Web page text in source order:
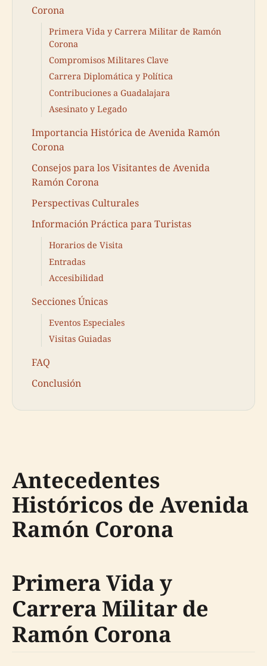
Corona
Primera Vida y Carrera Militar de Ramón
Corona
Compromisos Militares Clave
Carrera Diplomática y Política
Contribuciones a Guadalajara
Asesinato y Legado
Importancia Histórica de Avenida Ramón
Corona
Consejos para los Visitantes de Avenida
Ramón Corona
Perspectivas Culturales
Información Práctica para Turistas
Horarios de Visita
Entradas
Accesibilidad
Secciones Únicas
Eventos Especiales
Visitas Guiadas
FAQ
Conclusión
Antecedentes
Históricos de Avenida
Ramón Corona
Primera Vida y
Carrera Militar de
Ramón Corona